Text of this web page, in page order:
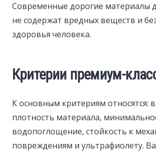
Современные дорогие материалы
не содержат вредных веществ и
здоровья человека.
Критерии премиум-
К основным критериям относятся:
плотность материала,
водопоглощение, стойкость к
повреждениям и ультрафиолету.